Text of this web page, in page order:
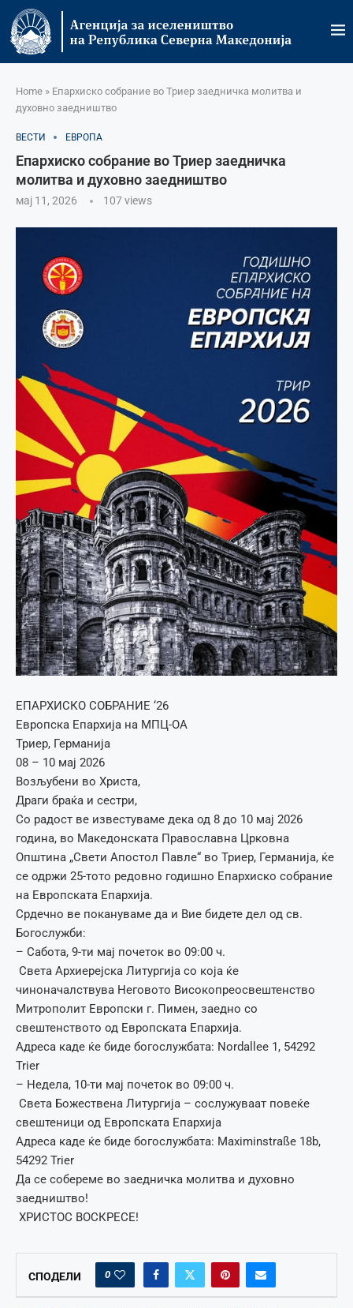
Home » Епархиско собрание во Триер заедничка молитва и
духовно заедништво
ВЕСТИ ЕВРОПА
Епархиско собрание во Триер заедничка
молитва и духовно заедништво
мај 11, 2026 107views
ЕПАРХИСКО СОБРАНИЕ ‘26
Европска Епархија на МПЦ-ОА
Триер, Германија
08 – 10 мај 2026
Возљубени во Христа,
Драги браќа и сестри,
Со радост ве известуваме дека од 8 до 10 мај 2026
година, во Македонската Православна Црковна
Општина „Свети Апостол Павле“ во Триер, Германија, ќе
се одржи 25-тото редовно годишно Епархиско собрание
на Европската Епархија.
Срдечно ве покануваме да и Вие бидете дел од св.
Богослужби:
– Сабота, 9-ти мај почеток во 09:00 ч.
Света Архиерејска Литургија со која ќе
чиноначалствува Неговото Високопреосвештенство
Митрополит Европски г. Пимен, заедно со
свештенството од Европската Епархија.
Адреса каде ќе биде богослужбата: Nordallee 1, 54292
Trier
– Недела, 10-ти мај почеток во 09:00 ч.
Света Божествена Литургија – сослужуваат повеќе
свештеници од Европската Епархија
Адреса каде ќе биде богослужбата: Maximinstraße 18b,
54292 Trier
Да се собереме во заедничка молитва и духовно
заедништво!
ХРИСТОС ВОСКРЕСЕ!
СПОДЕЛИ 0